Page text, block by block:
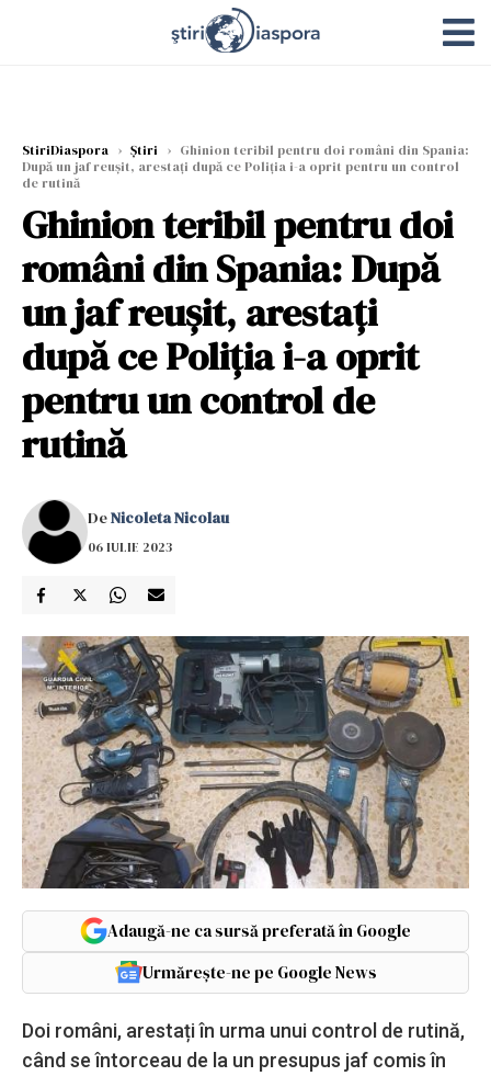
StiriDiaspora › Știri › Ghinion teribil pentru doi români din Spania:
După un jaf reușit, arestați după ce Poliția i-a oprit pentru un control
de rutină
Ghinion teribil pentru doi
români din Spania: După
un jaf reușit, arestați
după ce Poliția i-a oprit
pentru un control de
rutină
DeNicoleta Nicolau
06 IULIE 2023
Adaugă-ne ca sursă preferată în Google
Urmărește-ne pe Google News
Doi români, arestați în urma unui control de rutină,
când se întorceau de la un presupus jaf comis în